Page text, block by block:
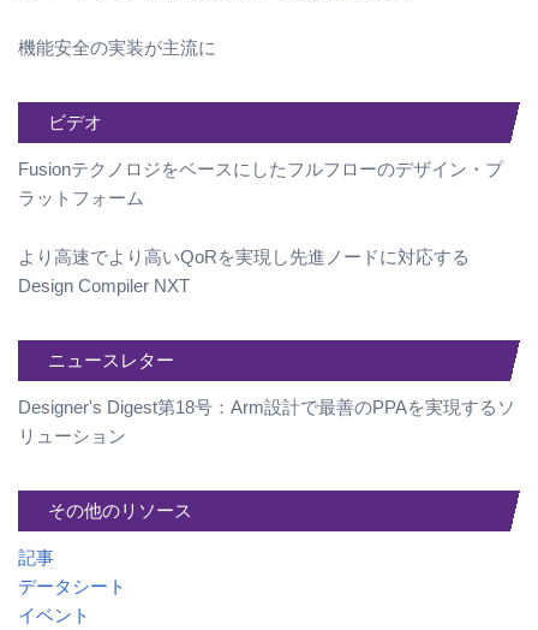
機能安全の実装が主流に
ビデオ
Fusionテクノロジをベースにしたフルフローのデザイン・プ
ラットフォーム
より高速でより高いQoRを実現し先進ノードに対応する
Design Compiler NXT
ニュースレター
Designer's Digest第18号：Arm設計で最善のPPAを実現するソ
リューション
その他のリソース
記事
データシート
イベント